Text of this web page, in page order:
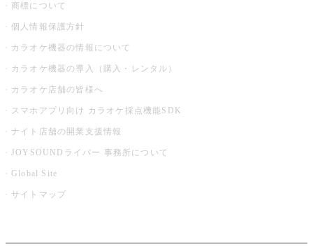
商標について
個人情報保護方針
カラオケ機器の情報について
カラオケ機器の導入（購入・レンタル）
カラオケ店舗の皆様へ
スマホアプリ向け カラオケ採点機能SDK
ナイト店舗の開業支援情報
JOYSOUNDライバー 事務所について
Global Site
サイトマップ